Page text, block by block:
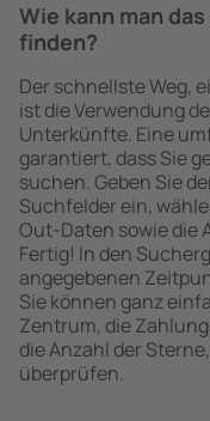
Wie kann man
finden?
Der schnellste Weg,
ist die Verwendung
Unterkünfte. Eine
garantiert, dass Sie
suchen. Geben Sie
Suchfelder ein,
Out-Daten sowie die
Fertig! In den
angegebenen
Sie können ganz
Zentrum, die
die Anzahl der
überprüfen.